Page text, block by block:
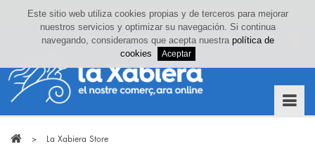
Iniciar sesión o crea tu cuenta
> La Xabiera Store
Este sitio web utiliza cookies propias y de terceros para mejorar
nuestros servicios y optimizar su navegación. Si continua
navegando, consideramos que acepta nuestra política de
cookies